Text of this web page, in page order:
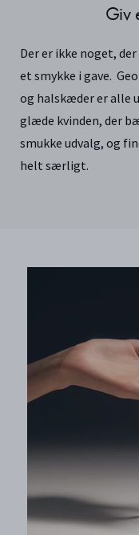
Giv
Der er ikke noget,
et smykke i gave.
og halskæder er alle
glæde kvinden, der
smukke udvalg, og
helt særligt.